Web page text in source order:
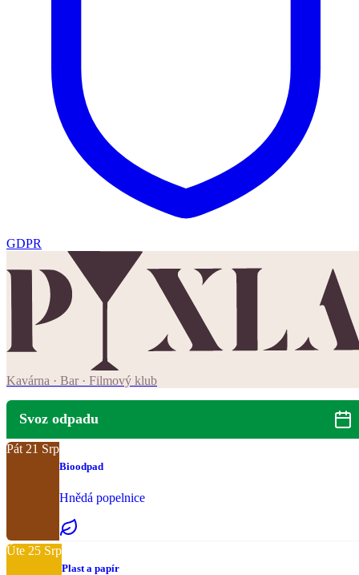
GDPR
Kavárna · Bar · Filmový klub
Svoz odpadu
Pát 21 Srp
Bioodpad
Hnědá popelnice
Úte 25 Srp
Plast a papír